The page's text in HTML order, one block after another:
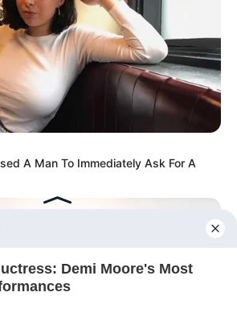
A Man To Immediately Ask For A